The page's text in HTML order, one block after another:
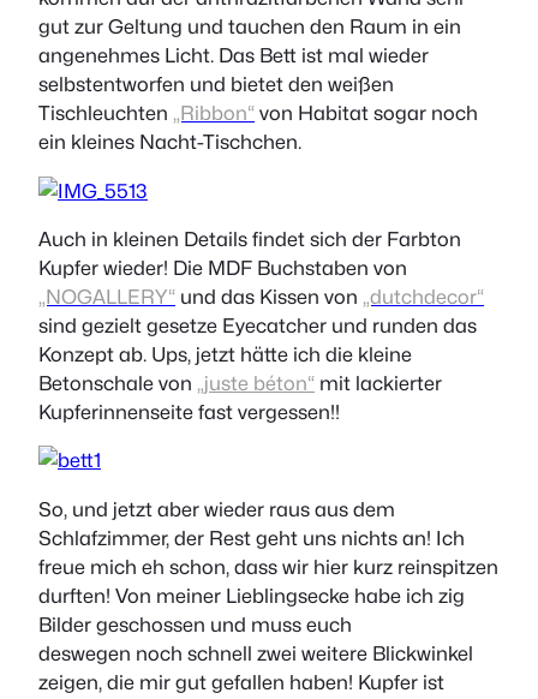
gut zur Geltung und tauchen den Raum in ein
angenehmes Licht. Das Bett ist mal wieder
selbstentworfen und bietet den weißen
Tischleuchten „Ribbon“ von Habitat sogar noch
ein kleines Nacht-Tischchen.
Auch in kleinen Details findet sich der Farbton
Kupfer wieder! Die MDF Buchstaben von
„NOGALLERY“ und das Kissen von „dutchdecor“
sind gezielt gesetze Eyecatcher und runden das
Konzept ab. Ups, jetzt hätte ich die kleine
Betonschale von „juste béton“ mit lackierter
Kupferinnenseite fast vergessen!!
So, und jetzt aber wieder raus aus dem
Schlafzimmer, der Rest geht uns nichts an! Ich
freue mich eh schon, dass wir hier kurz reinspitzen
durften! Von meiner Lieblingsecke habe ich zig
Bilder geschossen und muss euch
deswegen noch schnell zwei weitere Blickwinkel
zeigen, die mir gut gefallen haben! Kupfer ist